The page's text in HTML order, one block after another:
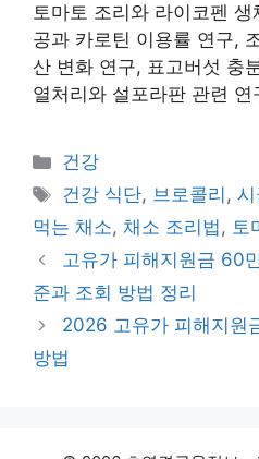
토마토 조리와 라이코펜
공과 카로틴 이용률 연구,
산 변화 연구, 표고버섯 충
열처리와 설포라판 관련 연
카
테
리
건강
태
그
건강 식단, 브로콜리 ,시
먹는 채소, 채소 조리법, 토
고유가 피해지원금 60
준과 조회 방법 정리
2026 고유가 피해지원
방법